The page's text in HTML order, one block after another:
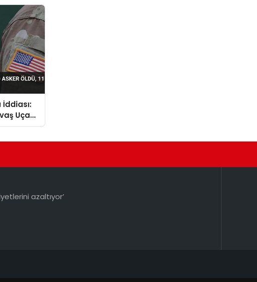
İddiası:
Uçağı
azaltıyor’